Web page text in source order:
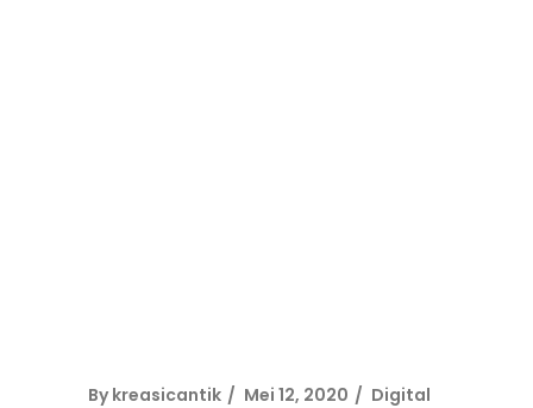
By kreasicantik Mei 12, 2020 Digital